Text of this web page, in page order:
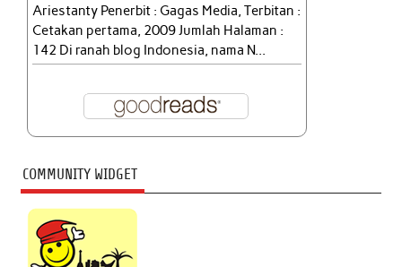
Ariestanty Penerbit : Gagas Media, Terbitan :
Cetakan pertama, 2009 Jumlah Halaman :
142 Di ranah blog Indonesia, nama N...
COMMUNITY WIDGET